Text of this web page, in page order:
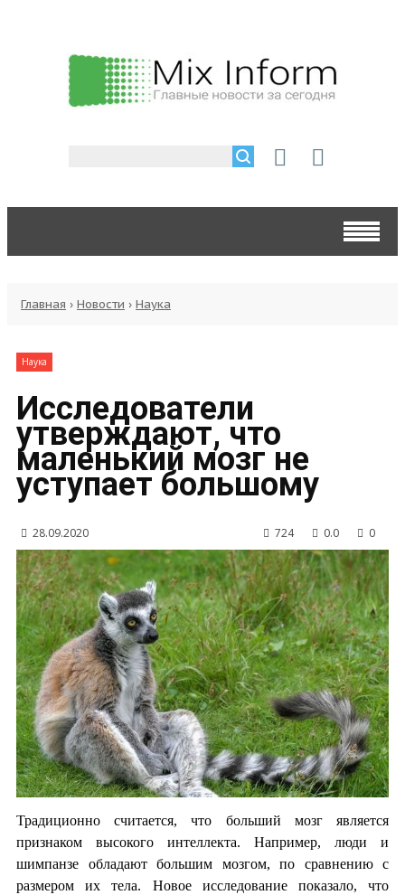
Главная › Новости › Наука
Наука
Исследователи
утверждают, что
маленький мозг не
уступает большому
28.09.2020 724 0.0 0
Традиционно считается, что больший мозг является
признаком высокого интеллекта. Например, люди и
шимпанзе обладают большим мозгом, по сравнению с
размером их тела. Новое исследование показало, что